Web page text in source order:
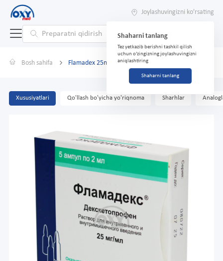
Joylashuvingizni ko'rsating
Shaharni tanlang
Tez yetkazib berishni tashkil qilish
uchun o'zingizning joylashuvingizni
aniqlashtiring
Shaharni tanlang
Bosh sahifa Flamadex 25mg/ml 2ml №5 ampulalar
Xususiyatlari Qo'llash bo'yicha yo'riqnoma Sharhlar